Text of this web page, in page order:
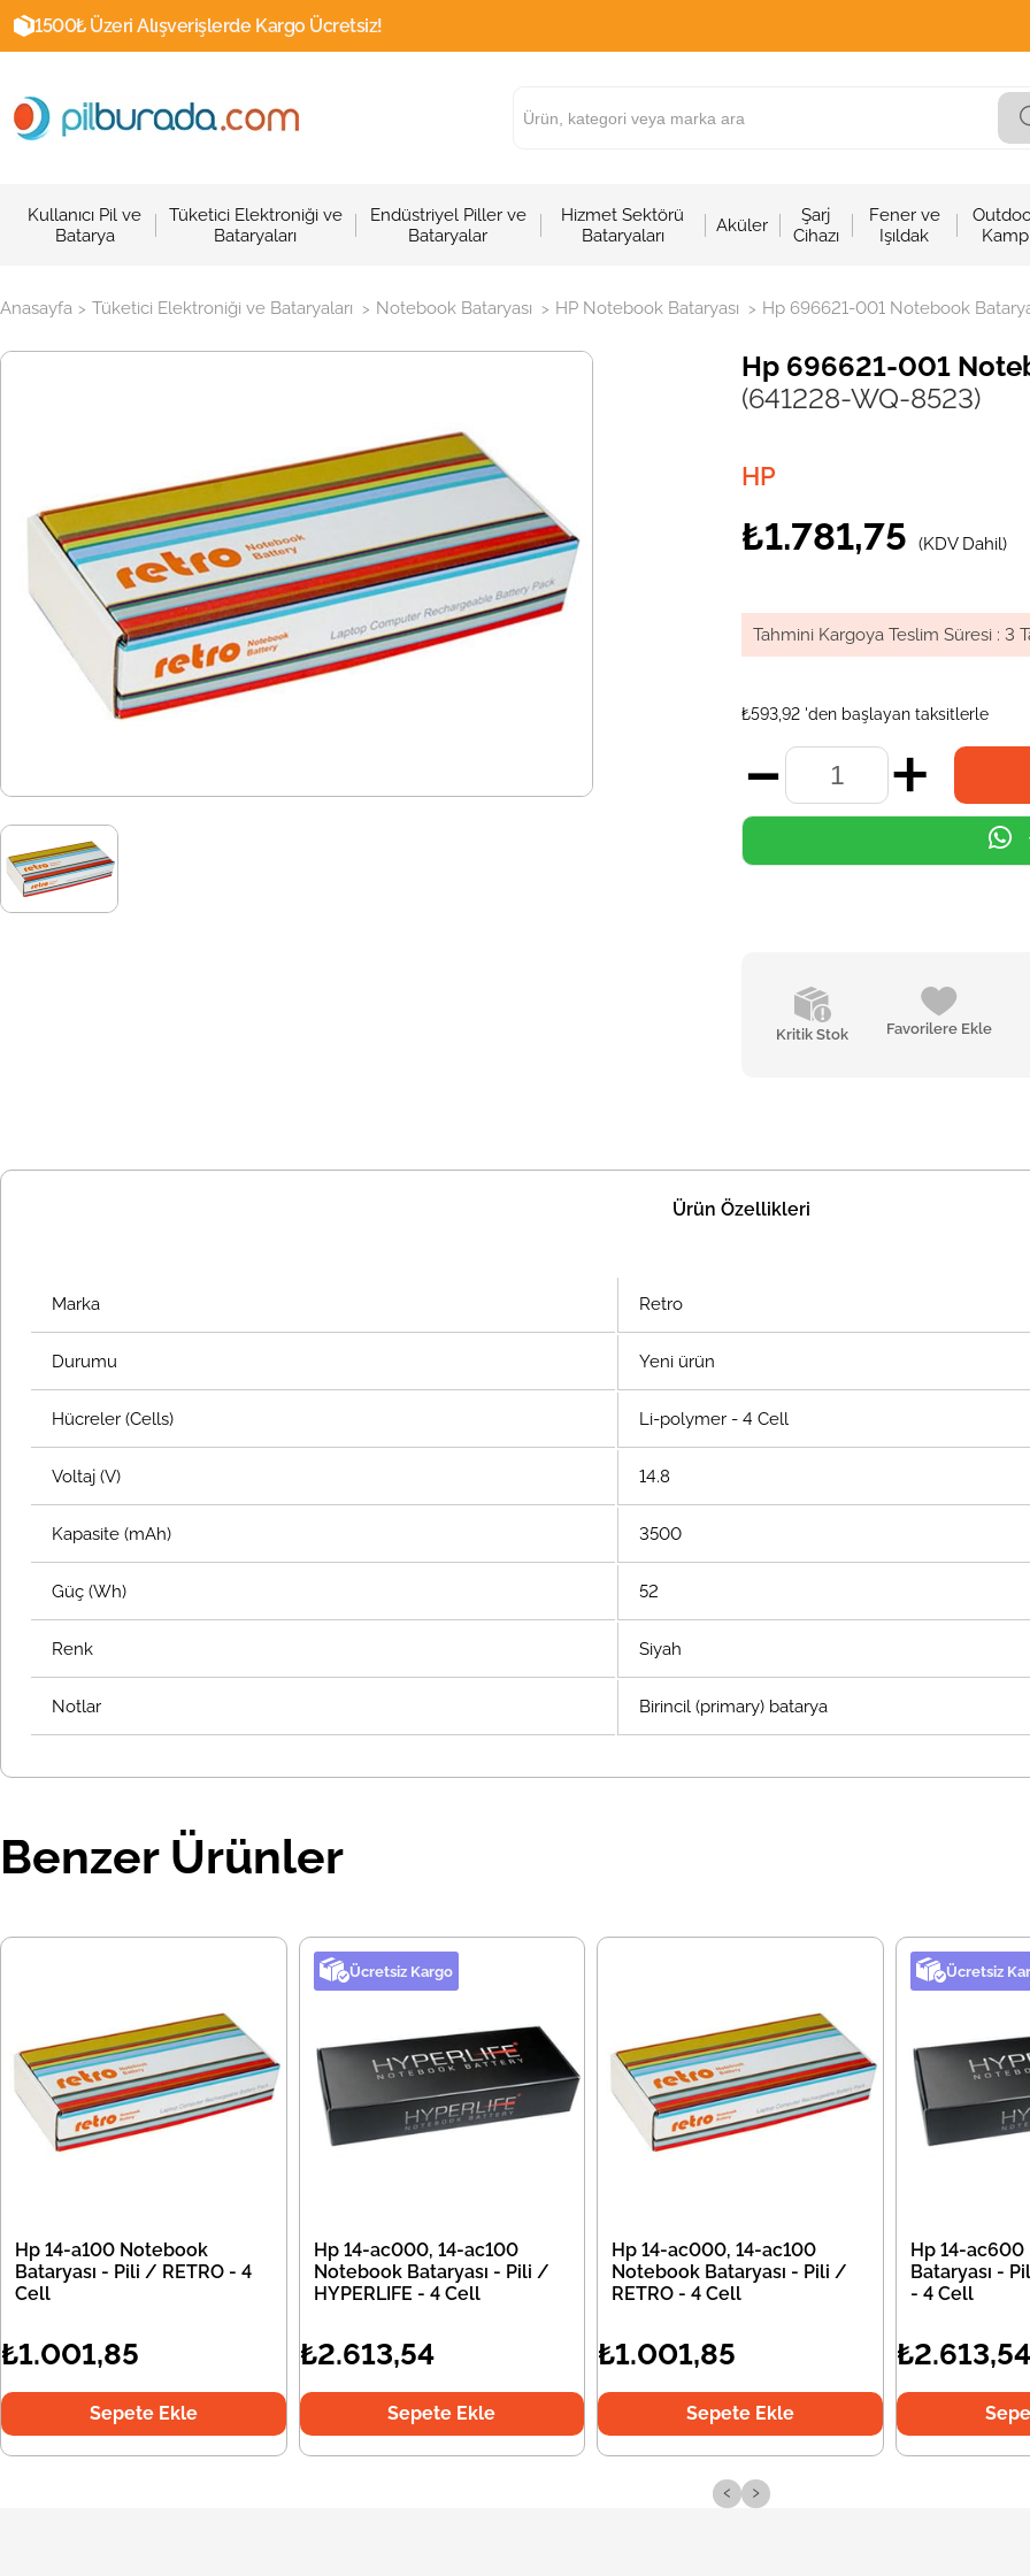
1500₺ Üzeri Alışverişlerde Kargo Ücretsiz!
Kullanıcı Pil ve
Batarya
Tüketici Elektroniği ve
Bataryaları
Endüstriyel Piller ve
Bataryalar
Hizmet Sektörü
Bataryaları
Aküler
Şarj
Cihazı
Fener ve
Işıldak
Kamp
Anasayfa > Tüketici Elektroniği ve Bataryaları > Notebook Bataryası > HP Notebook Bataryası > Hp 696621-001 Notebook
Hp 696621-001
(641228-WQ-8523)
HP
₺1.781,75 (KDV Dahil)
Tahmini Kargoya Teslim Süresi : 3
₺593,92 'den başlayan taksitlerle
Kritik Stok Favorilere Ekle
Ürün Özellikleri
Marka Retro
Durumu Yeni ürün
Hücreler (Cells) Li-polymer - 4 Cell
Voltaj (V) 14.8
Kapasite (mAh) 3500
Güç (Wh) 52
Renk Siyah
Notlar Birincil (primary) batarya
Benzer Ürünler
Hp 14-a100 Notebook
Bataryası - Pili / RETRO - 4
Cell
₺1.001,85
Sepete Ekle
Ücretsiz Kargo
Hp 14-ac000, 14-ac100
Notebook Bataryası - Pili /
HYPERLIFE - 4 Cell
₺2.613,54
Sepete Ekle
Hp 14-ac000, 14-ac100
Notebook Bataryası - Pili /
RETRO - 4 Cell
₺1.001,85
Sepete Ekle
Ücretsiz
Hp 14-
Bataryası -
- 4 Cell
₺2.613,54
‹ ›